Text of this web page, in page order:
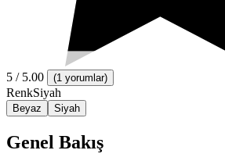
5 / 5.00 (1 yorumlar)
RenkSiyah
Beyaz Siyah
Genel Bakış